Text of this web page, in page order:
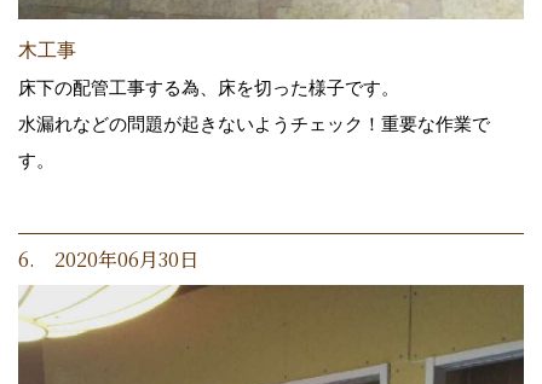
木工事
床下の配管工事する為、床を切った様子です。
水漏れなどの問題が起きないようチェック！重要な作業で
す。
6. 2020年06月30日